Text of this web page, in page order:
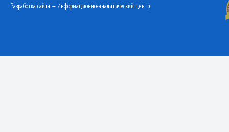
Разработка сайта — Информационно-аналитический центр